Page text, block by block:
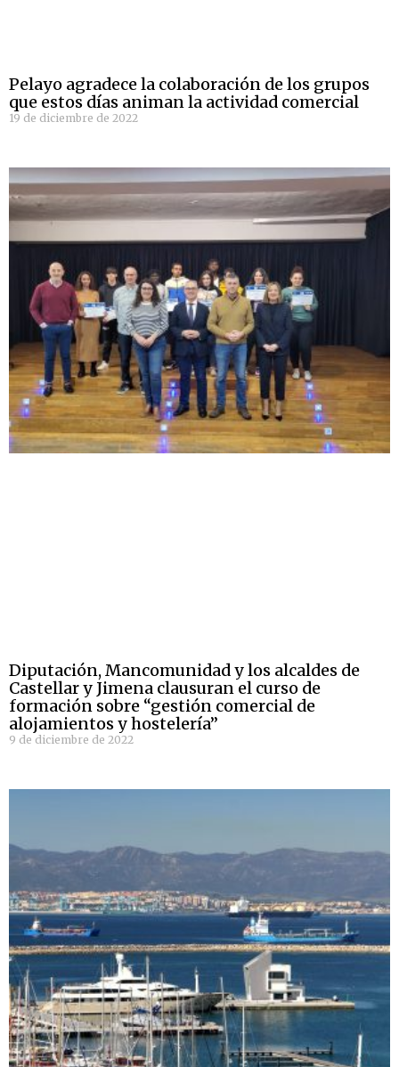
Pelayo agradece la colaboración de los grupos
que estos días animan la actividad comercial
19 de diciembre de 2022
Diputación, Mancomunidad y los alcaldes de
Castellar y Jimena clausuran el curso de
formación sobre “gestión comercial de
alojamientos y hostelería”
9 de diciembre de 2022